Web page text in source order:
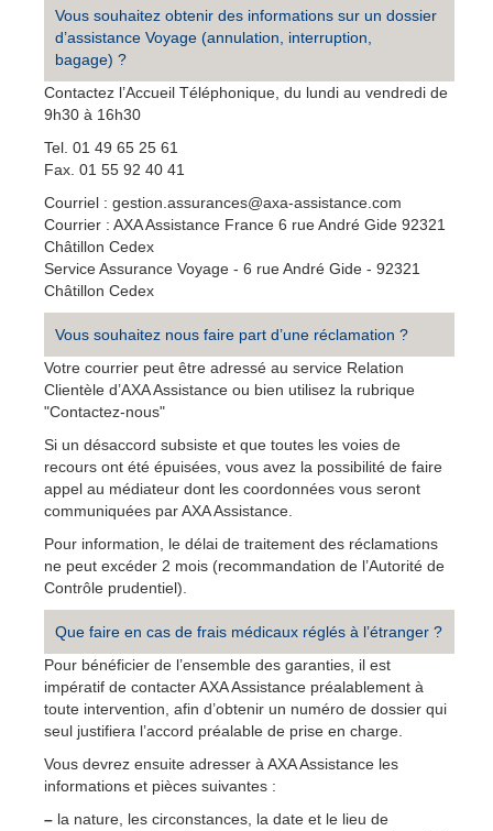
Vous souhaitez obtenir des informations sur un dossier
d’assistance Voyage (annulation, interruption,
bagage) ?
Contactez l’Accueil Téléphonique, du lundi au vendredi de
9h30 à 16h30
Tel. 01 49 65 25 61
Fax. 01 55 92 40 41
Courriel : gestion.assurances@axa-assistance.com
Courrier : AXA Assistance France 6 rue André Gide 92321
Châtillon Cedex
Service Assurance Voyage - 6 rue André Gide - 92321
Châtillon Cedex
Vous souhaitez nous faire part d’une réclamation ?
Votre courrier peut être adressé au service Relation
Clientèle d’AXA Assistance ou bien utilisez la rubrique
"Contactez-nous"
Si un désaccord subsiste et que toutes les voies de
recours ont été épuisées, vous avez la possibilité de faire
appel au médiateur dont les coordonnées vous seront
communiquées par AXA Assistance.
Pour information, le délai de traitement des réclamations
ne peut excéder 2 mois (recommandation de l’Autorité de
Contrôle prudentiel).
Que faire en cas de frais médicaux réglés à l’étranger ?
Pour bénéficier de l’ensemble des garanties, il est
impératif de contacter AXA Assistance préalablement à
toute intervention, afin d’obtenir un numéro de dossier qui
seul justifiera l’accord préalable de prise en charge.
Vous devrez ensuite adresser à AXA Assistance les
informations et pièces suivantes :
– la nature, les circonstances, la date et le lieu de